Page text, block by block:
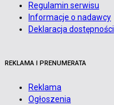
Regulamin serwisu
Informacje o nadawcy
Deklaracja dostępności
REKLAMA I PRENUMERATA
Reklama
Ogłoszenia